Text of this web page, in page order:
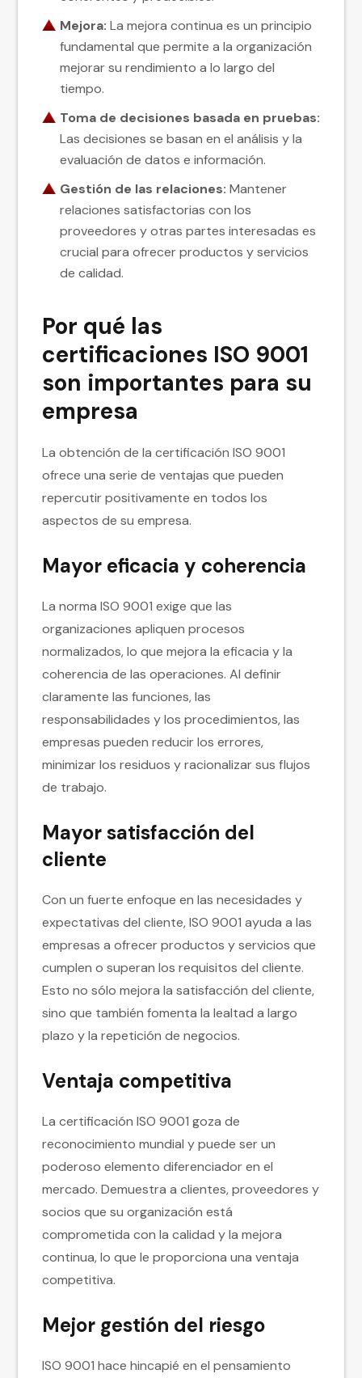
Mejora: La mejora continua es un principio
fundamental que permite a la organización
mejorar su rendimiento a lo largo del
tiempo.
Toma de decisiones basada en pruebas:
Las decisiones se basan en el análisis y la
evaluación de datos e información.
Gestión de las relaciones: Mantener
relaciones satisfactorias con los
proveedores y otras partes interesadas es
crucial para ofrecer productos y servicios
de calidad.
Por qué las
certificaciones ISO 9001
son importantes para su
empresa
La obtención de la certificación ISO 9001
ofrece una serie de ventajas que pueden
repercutir positivamente en todos los
aspectos de su empresa.
Mayor eficacia y coherencia
La norma ISO 9001 exige que las
organizaciones apliquen procesos
normalizados, lo que mejora la eficacia y la
coherencia de las operaciones. Al definir
claramente las funciones, las
responsabilidades y los procedimientos, las
empresas pueden reducir los errores,
minimizar los residuos y racionalizar sus flujos
de trabajo.
Mayor satisfacción del
cliente
Con un fuerte enfoque en las necesidades y
expectativas del cliente, ISO 9001 ayuda a las
empresas a ofrecer productos y servicios que
cumplen o superan los requisitos del cliente.
Esto no sólo mejora la satisfacción del cliente,
sino que también fomenta la lealtad a largo
plazo y la repetición de negocios.
Ventaja competitiva
La certificación ISO 9001 goza de
reconocimiento mundial y puede ser un
poderoso elemento diferenciador en el
mercado. Demuestra a clientes, proveedores y
socios que su organización está
comprometida con la calidad y la mejora
continua, lo que le proporciona una ventaja
competitiva.
Mejor gestión del riesgo
ISO 9001 hace hincapié en el pensamiento